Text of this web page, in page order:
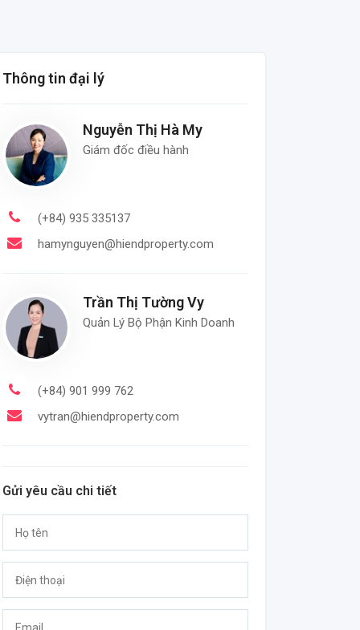
Thông tin đại lý
Nguyễn Thị Hà My
Giám đốc điều hành
(+84) 935 335137
hamynguyen@hiendproperty.com
Trần Thị Tường Vy
Quản Lý Bộ Phận Kinh Doanh
(+84) 901 999 762
vytran@hiendproperty.com
Gửi yêu cầu chi tiết